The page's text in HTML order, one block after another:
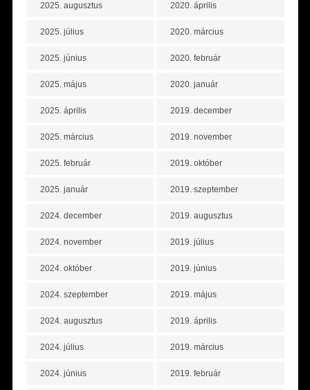
2025. augusztus
2025. július
2025. június
2025. május
2025. április
2025. március
2025. február
2025. január
2024. december
2024. november
2024. október
2024. szeptember
2024. augusztus
2024. július
2024. június
2020. április
2020. március
2020. február
2020. január
2019. december
2019. november
2019. október
2019. szeptember
2019. augusztus
2019. július
2019. június
2019. május
2019. április
2019. március
2019. február